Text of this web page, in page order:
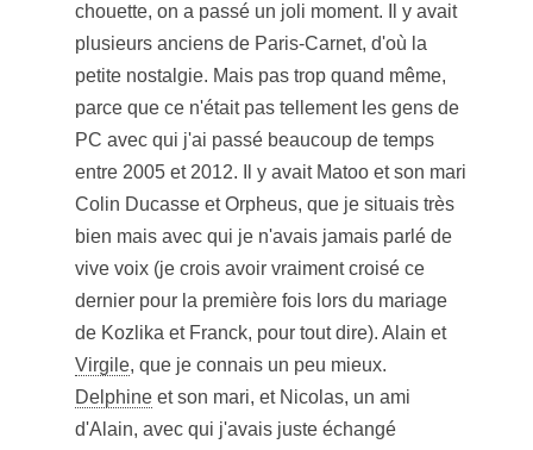
chouette, on a passé un joli moment. Il y avait
plusieurs anciens de Paris-Carnet, d'où la
petite nostalgie. Mais pas trop quand même,
parce que ce n'était pas tellement les gens de
PC avec qui j'ai passé beaucoup de temps
entre 2005 et 2012. Il y avait Matoo et son mari
Colin Ducasse et Orpheus, que je situais très
bien mais avec qui je n'avais jamais parlé de
vive voix (je crois avoir vraiment croisé ce
dernier pour la première fois lors du mariage
de Kozlika et Franck, pour tout dire). Alain et
Virgile, que je connais un peu mieux.
Delphineet son mari, et Nicolas, un ami
d'Alain, avec qui j'avais juste échangé